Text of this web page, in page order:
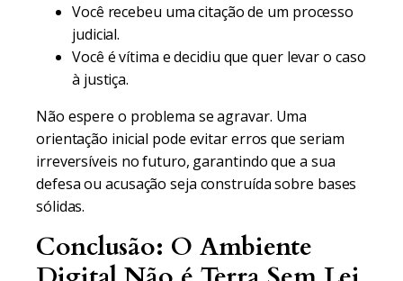
Você recebeu uma citação de um processo
judicial.
Você é vítima e decidiu que quer levar o caso
à justiça.
Não espere o problema se agravar. Uma
orientação inicial pode evitar erros que seriam
irreversíveis no futuro, garantindo que a sua
defesa ou acusação seja construída sobre bases
sólidas.
Conclusão: O Ambiente